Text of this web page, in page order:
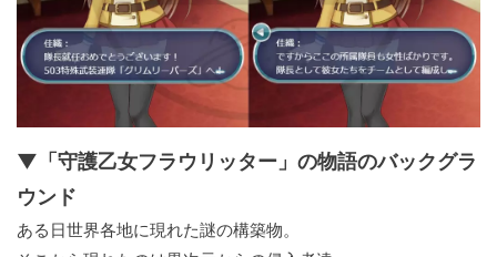
▼「守護乙女フラウリッター」の物語のバックグラ
ウンド
ある日世界各地に現れた謎の構築物。